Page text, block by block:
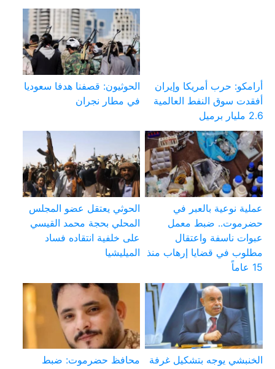
أرامكو: حرب أمريكا وإيران
أفقدت سوق النفط العالمية
2.6 مليار برميل
الحوثيون: قصفنا هدفا سعوديا
في مطار نجران
عملية نوعية بالعبر في
حضرموت.. ضبط معمل
عبوات ناسفة واعتقال
مطلوب في قضايا إرهاب منذ
15 عاماً
الحوثي يعتقل عضو المجلس
المحلي بحجة محمد القيسي
على خلفية انتقاده فساد
الميليشيا
الخنبشي يوجه بتشكيل غرفة
محافظ حضرموت: ضبط